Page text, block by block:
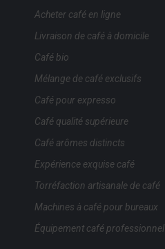
Acheter café en ligne
Livraison de café à domicile
Café bio
Mélange de café exclusifs
Café pour expresso
Café qualité supérieure
Café arômes distincts
Expérience exquise café
Torréfaction artisanale de café
Machines à café pour bureaux
Équipement café professionnel